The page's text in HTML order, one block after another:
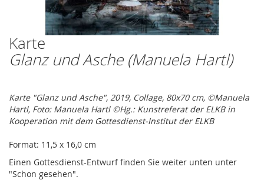
Karte
Glanz und Asche (Manuela Hartl)
Karte "Glanz und Asche", 2019, Collage, 80x70 cm, ©Manuela
Hartl, Foto: Manuela Hartl ©Hg.: Kunstreferat der ELKB in
Kooperation mit dem Gottesdienst-Institut der ELKB
Format: 11,5 x 16,0 cm
Einen Gottesdienst-Entwurf finden Sie weiter unten unter
"Schon gesehen".
Zum
Anfang
der